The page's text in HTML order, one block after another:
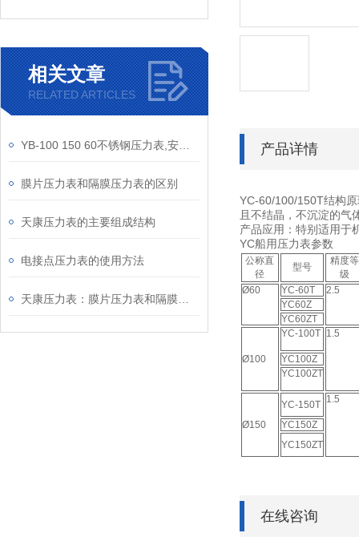
相关文章
RELATED ARTICLES
膜片压力表和隔膜压力表的区别
天康压力表的主要组成结构
电接点压力表的使用方法
产品详情
YC-60/100/150T结构
且不结晶，不沉淀的气
产品应用：特别适用于
YC船用压力表参数
公称直
径
型号
精度等
级
Ø60
YC-60T
2.5
YC60Z
YC60ZT
Ø100
YC-100T 1.5
YC100Z
YC100ZT
Ø150
YC-150T 1.5
YC150Z
YC150ZT
在线咨询